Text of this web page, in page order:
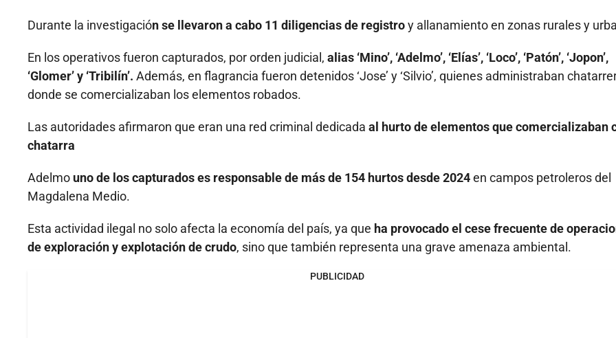
Durante la investigación se llevaron a cabo 11 diligencias de registroy allanamiento en zonas rurales y
En los operativos fueron capturados, por orden judicial, alias ‘Mino’, ‘Adelmo’, ‘Elías’, ‘Loco’, ‘Patón’, ‘Jopon’,
‘Glomer’ y ‘Tribilín’. Además, en flagrancia fueron detenidos ‘Jose’ y ‘Silvio’, quienes administraban
donde se comercializaban los elementos robados.
Las autoridades afirmaron que eran una red criminal dedicada al hurto de elementos que comercializaban
chatarra
Adelmo uno de los capturados es responsable de más de 154 hurtos desde 2024en campos petroleros del
Magdalena Medio.
Esta actividad ilegal no solo afecta la economía del país, ya que ha provocado el cese frecuente de
de exploración y explotación de crudo, sino que también representa una grave amenaza ambiental.
PUBLICIDAD